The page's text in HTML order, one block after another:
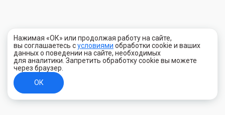
Нажимая «ОК» или продолжая работу на сайте,
вы соглашаетесь сусловиями обработки cookie и ваших
данных о поведении на сайте, необходимых
для аналитики. Запретить обработку cookie вы можете
через браузер.
ОК